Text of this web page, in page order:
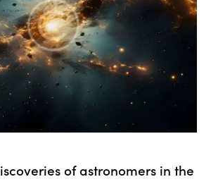
of astronomers in the